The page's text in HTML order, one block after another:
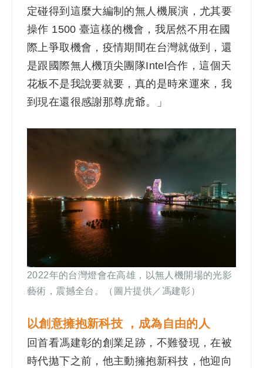
定碰得到這麼大編制的無人機展演，尤其要
操作 1500 臺這樣的機會，我居然不用在國
際上爭取機會，疫情期間在台灣就做到，還
是跟國際無人機頂尖團隊Intel合作，這個天
花板不是我說要就要，真的是時來運來，我
到現在還很感謝那尊虎爺。」
2022年的台灣燈會在高雄，以無人機開場的光影
藝術，震撼全台。（圖片提供／馮建彰）
以創意擁抱新科技 ，成為自由的人
回首看馮建彰的創業足跡，不難發現，在被
時代拋下之前，他主動擁抱新科技，他迎向